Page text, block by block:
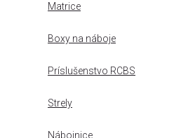
Matrice
Boxy na náboje
Príslušenstvo RCBS
Strely
Nábojnice